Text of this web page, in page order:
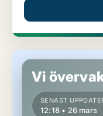
Kontor på Östermalm
Vi
SENAST
12:18 • 26 mars